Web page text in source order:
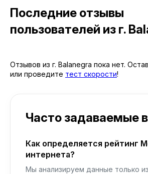
Последние отзывы
пользователей из г.
Отзывов из г. Balanegra пока нет.
или проведите тест скорости!
Часто задаваемые
Как определяется рейтинг
интернета?
Мы анализируем данные только